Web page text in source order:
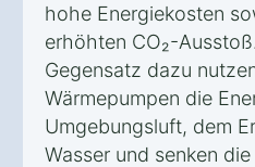
hohe Energiekosten
erhöhten CO₂-
Gegensatz dazu
Wärmepumpen die
Umgebungsluft, dem
Wasser und senken die